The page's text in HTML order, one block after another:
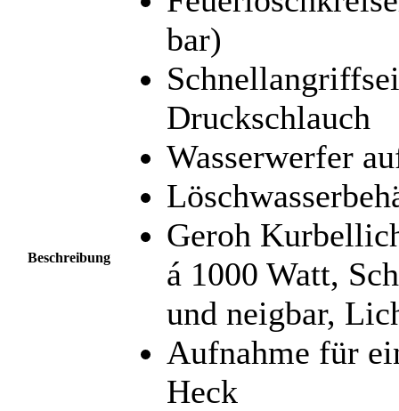
Beschreibung
bar)
Druckschlauch
Wasserwerfer
Geroh
á 1000 Watt,
und neigbar,
Aufnahme für
Heck